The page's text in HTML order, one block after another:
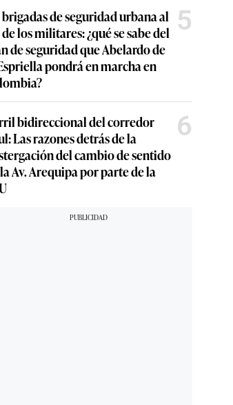
de seguridad urbana al
los militares: ¿qué se sabe del
de seguridad que Abelardo de
pondrá en marcha en
5
bidireccional del corredor
Las razones detrás de la
del cambio de sentido
Av. Arequipa por parte de la
6